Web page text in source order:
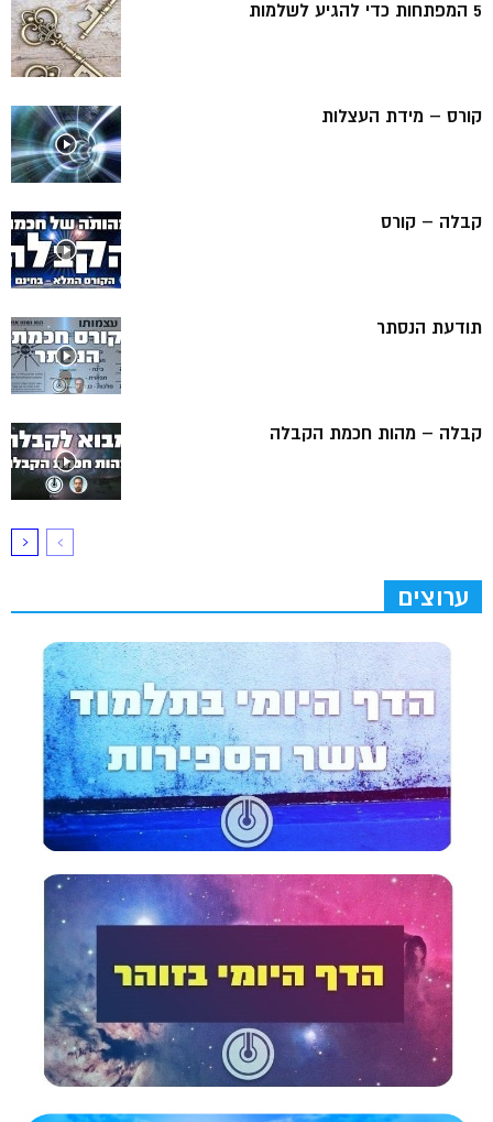
5 המפתחות כדי להגיע לשלמות
קורס – מידת העצלות
קבלה – קורס
תודעת הנסתר
קבלה – מהות חכמת הקבלה
ערוצים